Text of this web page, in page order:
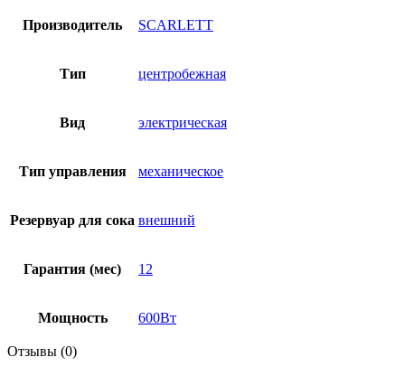
Производитель SCARLETT
Тип центробежная
Вид электрическая
Тип управления механическое
Резервуар для сока внешний
Гарантия (мес) 12
Мощность 600Вт
Отзывы (0)